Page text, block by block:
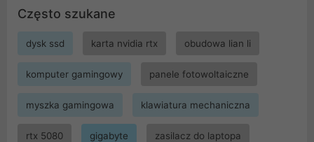
Często szukane
dysk ssd karta nvidia rtx obudowa lian li
komputer gamingowy panele fotowoltaiczne
myszka gamingowa klawiatura mechaniczna
rtx 5080 gigabyte zasilacz do laptopa